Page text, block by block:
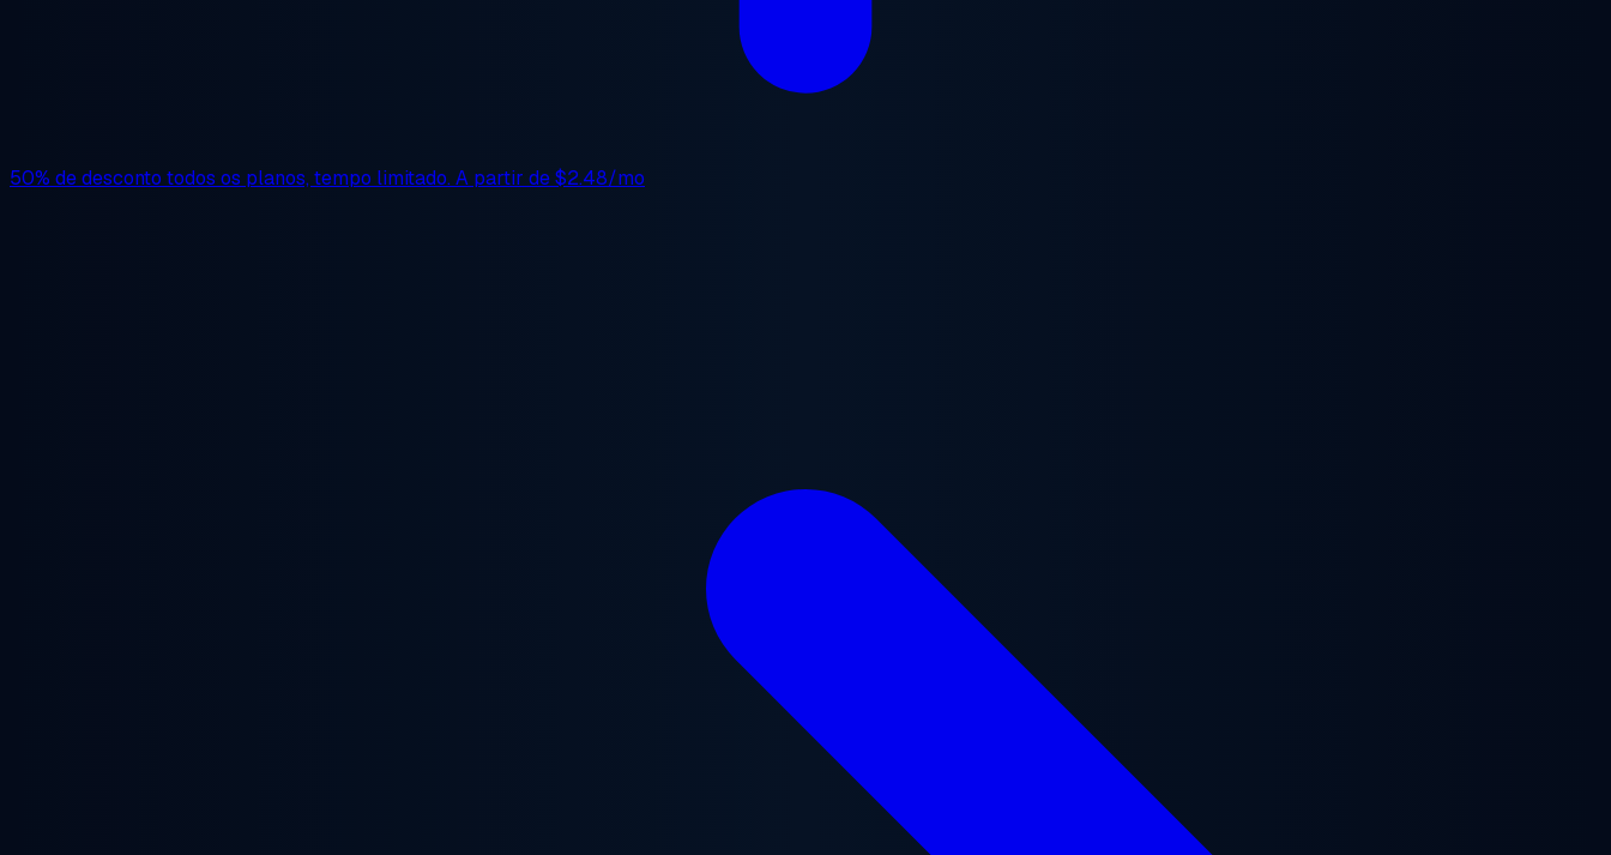
50% de desconto todos os planos, tempo limitado. A partir de$2.48/mo